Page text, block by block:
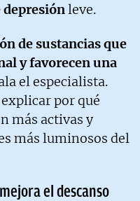
depresiónleve.
de sustancias que
y favorecen una
el especialista.
por qué
más activas y
más luminosos del
el descanso